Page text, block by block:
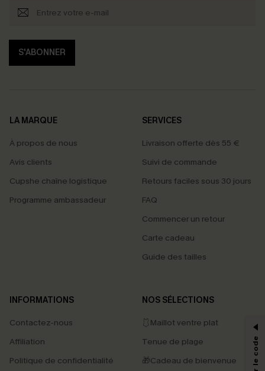
S'ABONNER
LA MARQUE
À propos de nous
Avis clients
Cupshe chaîne logistique
Programme ambassadeur
SERVICES
Livraison offerte dès 55 €
Suivi de commande
Retours faciles sous 30 jours
FAQ
Commencer un retour
Carte cadeau
Guide des tailles
INFORMATIONS
Contactez-nous
Affiliation
Politique de confidentialité
NOS SÉLECTIONS
🩱Maillot ventre plat
Tenue de plage
🎁Cadeau de bienvenue
PROFITEZ DE -15%
-15% dès 2 Achetés par E-mail